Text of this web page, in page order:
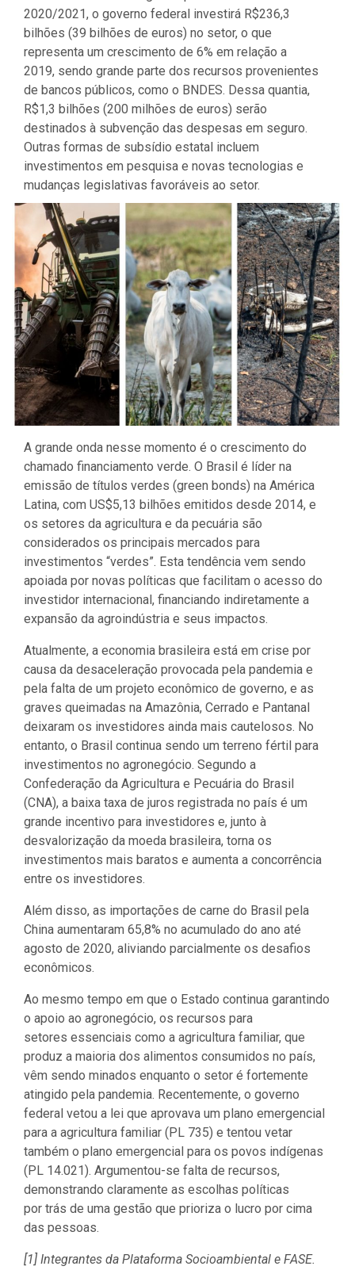
2020/2021, o governo federal investirá R$236,3
bilhões (39 bilhões de euros) no setor, o que
representa um crescimento de 6% em relação a
2019, sendo grande parte dos recursos provenientes
de bancos públicos, como o BNDES. Dessa quantia,
R$1,3 bilhões (200 milhões de euros) serão
destinados à subvenção das despesas em seguro.
Outras formas de subsídio estatal incluem
investimentos em pesquisa e novas tecnologias e
mudanças legislativas favoráveis ao setor.
A grande onda nesse momento é o crescimento do
chamado financiamento verde. O Brasil é líder na
emissão de títulos verdes (green bonds) na América
Latina, com US$5,13 bilhões emitidos desde 2014, e
os setores da agricultura e da pecuária são
considerados os principais mercados para
investimentos “verdes”. Esta tendência vem sendo
apoiada por novas políticas que facilitam o acesso do
investidor internacional, financiando indiretamente a
expansão da agroindústria e seus impactos.
Atualmente, a economia brasileira está em crise por
causa da desaceleração provocada pela pandemia e
pela falta de um projeto econômico de governo, e as
graves queimadas na Amazônia, Cerrado e Pantanal
deixaram os investidores ainda mais cautelosos. No
entanto, o Brasil continua sendo um terreno fértil para
investimentos no agronegócio. Segundo a
Confederação da Agricultura e Pecuária do Brasil
(CNA), a baixa taxa de juros registrada no país é um
grande incentivo para investidores e, junto à
desvalorização da moeda brasileira, torna os
investimentos mais baratos e aumenta a concorrência
entre os investidores.
Além disso, as importações de carne do Brasil pela
China aumentaram 65,8% no acumulado do ano até
agosto de 2020, aliviando parcialmente os desafios
econômicos.
Ao mesmo tempo em que o Estado continua garantindo
o apoio ao agronegócio, os recursos para
setores essenciais como a agricultura familiar, que
produz a maioria dos alimentos consumidos no país,
vêm sendo minados enquanto o setor é fortemente
atingido pela pandemia. Recentemente, o governo
federal vetou a lei que aprovava um plano emergencial
para a agricultura familiar (PL 735) e tentou vetar
também o plano emergencial para os povos indígenas
(PL 14.021). Argumentou-se falta de recursos,
demonstrando claramente as escolhas políticas
por trás de uma gestão que prioriza o lucro por cima
das pessoas.
[1] Integrantes da Plataforma Socioambiental e FASE.